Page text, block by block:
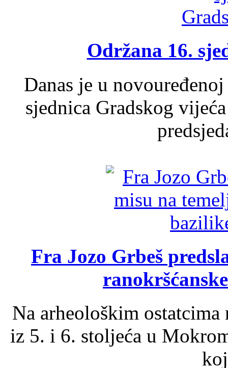
Održana 16.
Danas je u
sjednica Gradskog
Fra Jozo Grbeš
Na arheološkim
iz 5. i 6. stoljeća u